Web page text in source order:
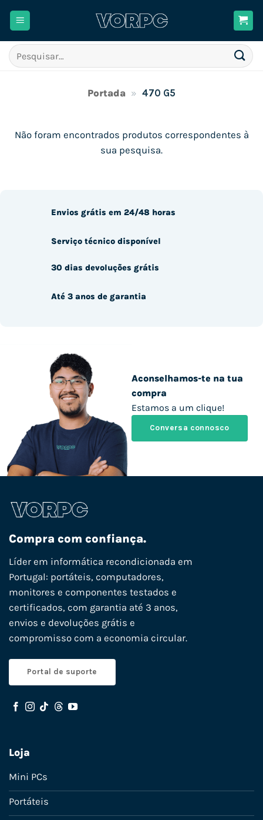
Pesquisar
por:
Portada » 470 G5
Não foram encontrados produtos correspondentes à
sua pesquisa.
Aconselhamos-te na tua
compra
Estamos a um clique!
Conversa connosco
Envios grátis em 24/48 horas
Serviço técnico disponível
30 dias devoluções grátis
Até 3 anos de garantia
Compra com confiança.
Líder em informática recondicionada em
Portugal: portáteis, computadores,
monitores e componentes testados e
certificados, com garantia até 3 anos,
envios e devoluções grátis e
compromisso com a economia circular.
Portal de suporte
Loja
Mini PCs
Portáteis